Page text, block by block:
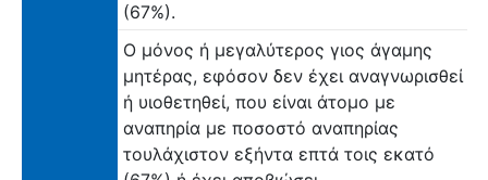
(67%).
Ο μόνος ή μεγαλύτερος γιος άγαμης
μητέρας, εφόσον δεν έχει αναγνωρισθεί
ή υιοθετηθεί, που είναι άτομο με
αναπηρία με ποσοστό αναπηρίας
τουλάχιστον εξήντα επτά τοις εκατό